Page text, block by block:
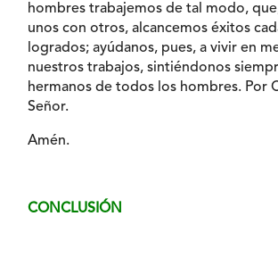
hombres trabajemos de tal modo,
unos con otros, alcancemos éxitos
logrados; ayúdanos, pues, a vivir en
nuestros trabajos, sintiéndonos
hermanos de todos los hombres. Por
Señor.
Amén.
CONCLUSIÓN